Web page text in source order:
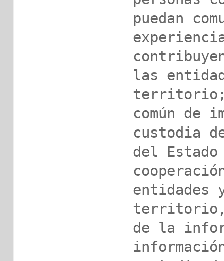
puedan
las
común de
custodia
del
entidades
territorio,
de la